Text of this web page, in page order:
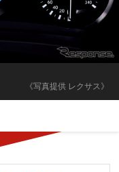
《写真提供 レクサス》